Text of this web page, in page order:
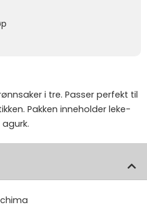
i tre. Passer perfekt til
Pakken inneholder leke-